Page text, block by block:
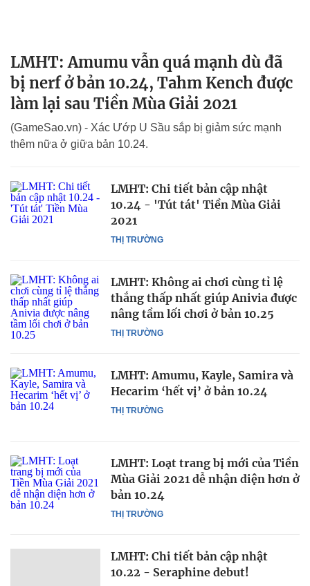
LMHT: Amumu vẫn quá mạnh dù đã
bị nerf ở bản 10.24, Tahm Kench được
làm lại sau Tiền Mùa Giải 2021
(GameSao.vn) - Xác Ướp U Sầu sắp bị giảm sức mạnh
thêm nữa ở giữa bản 10.24.
THỊ TRƯỜNG
LMHT: Chi tiết bản cập nhật
10.24 - 'Tút tát' Tiền Mùa Giải
2021
THỊ TRƯỜNG
LMHT: Không ai chơi cùng tỉ lệ
thắng thấp nhất giúp Anivia được
nâng tầm lối chơi ở bản 10.25
THỊ TRƯỜNG
LMHT: Amumu, Kayle, Samira và
Hecarim ‘hết vị’ ở bản 10.24
THỊ TRƯỜNG
LMHT: Loạt trang bị mới của Tiền
Mùa Giải 2021 dễ nhận diện hơn ở
bản 10.24
LMHT: Chi tiết bản cập nhật
10.22 - Seraphine debut!